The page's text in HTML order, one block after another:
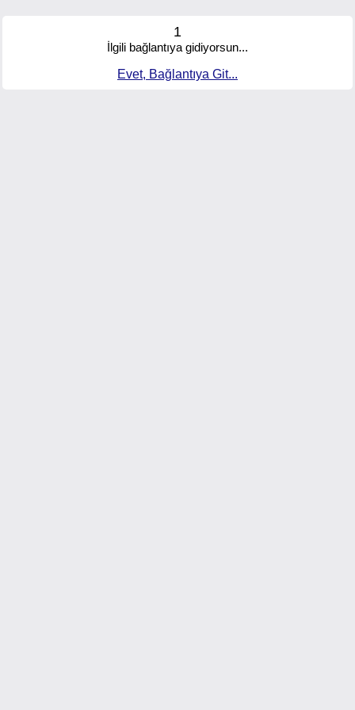
1
İlgili bağlantıya gidiyorsun...
Evet, Bağlantıya Git...